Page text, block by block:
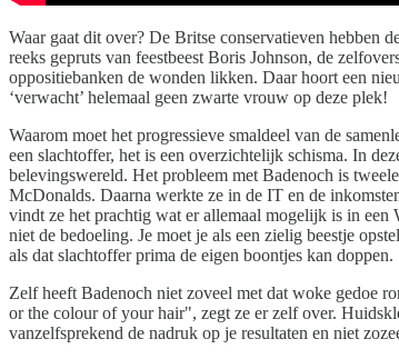
Waar gaat dit over? De Britse conservatieven hebben
reeks gepruts van feestbeest Boris Johnson, de
oppositiebanken de wonden likken. Daar hoort een
‘verwacht’ helemaal geen zwarte vrouw op deze plek!
Waarom moet het progressieve smaldeel van de
een slachtoffer, het is een overzichtelijk schisma. In
belevingswereld. Het probleem met Badenoch is
McDonalds. Daarna werkte ze in de IT en de
vindt ze het prachtig wat er allemaal mogelijk is in een
niet de bedoeling. Je moet je als een zielig beestje
als dat slachtoffer prima de eigen boontjes kan doppen.
Zelf heeft Badenoch niet zoveel met dat woke gedoe
or the colour of your hair", zegt ze er zelf over.
vanzelfsprekend de nadruk op je resultaten en niet